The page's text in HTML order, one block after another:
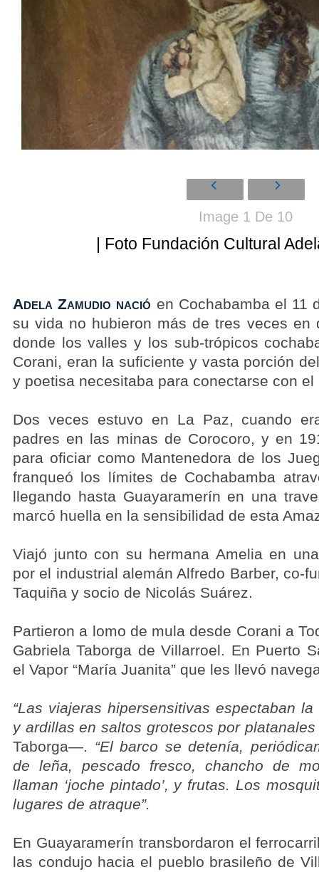
Image 1 De 10
| Foto Fundación Cultural
Adela Zamudio nació en Cochabamba el 11
su vida no hubieron más de tres veces en
donde los valles y los sub-trópicos
Corani, eran la suficiente y vasta porción
y poetisa necesitaba para conectarse con el
Dos veces estuvo en La Paz, cuando
padres en las minas de Corocoro, y en
para oficiar como Mantenedora de los
franqueó los límites de Cochabamba
llegando hasta Guayaramerín en una
marcó huella en la sensibilidad de esta
Viajó junto con su hermana Amelia en
por el industrial alemán Alfredo Barber, co-
Taquiña y socio de Nicolás Suárez.
Partieron a lomo de mula desde Corani a
Gabriela Taborga de Villarroel. En Puerto
el Vapor “María Juanita” que les llevó
“Las viajeras hipersensitivas espectaban
y ardillas en saltos grotescos por
Taborga—. “El barco se detenía,
de leña, pescado fresco, chancho de
llaman ‘joche pintado’, y frutas. Los
lugares de atraque”.
En Guayaramerín transbordaron el
las condujo hacia el pueblo brasileño de